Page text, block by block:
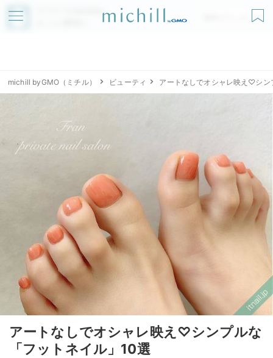
アプリでmichillが
無料ダウンロード
michill byGMO（ミチル） ビューティ アートなしでオシャレ映え♡シン
アートなしでオシャレ映え♡シンプルな
「フットネイル」10選